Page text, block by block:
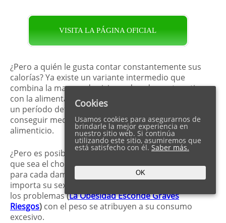
VISITA LA PÁGINA OFICIAL
¿Pero a quién le gusta contar constantemente sus
calorías? Ya existe un variante intermedio que
combina la manera de vivir moderadamente activa
con la alimentación saludable sin privaciones para
un período determinado de tiempo. Lo pueden
conseguir mediante la toma de un suplemento
alimenticio.
¿Pero es posible que este suplemento alimenticio
que sea el chocolate? Él se una tentación no sólo
para cada dama, sino para cada persona, no
importa su sexo y la edad. Y muy frecuentemente
los problemas(La Obesidad Esconde Graves
Riesgos) con el peso se atribuyen a su consumo
excesivo.
Cookies
Usamos cookies para asegurarnos de
brindarle la mejor experiencia en
nuestro sitio web. Si continúa
utilizando este sitio, asumiremos que
está satisfecho con él. Saber más.
OK